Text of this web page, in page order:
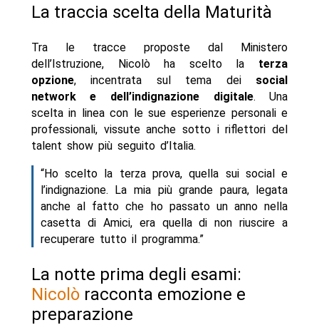
La traccia scelta della Maturità
Tra le tracce proposte dal Ministero
dell’Istruzione, Nicolò ha scelto la terza
opzione, incentrata sul tema dei social
network e dell’indignazione digitale. Una
scelta in linea con le sue esperienze personali e
professionali, vissute anche sotto i riflettori del
talent show più seguito d’Italia.
“Ho scelto la terza prova, quella sui social e
l’indignazione. La mia più grande paura, legata
anche al fatto che ho passato un anno nella
casetta di Amici, era quella di non riuscire a
recuperare tutto il programma.”
La notte prima degli esami:
Nicolòracconta emozione e
preparazione